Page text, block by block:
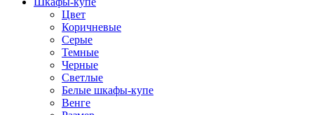
Цвет
Коричневые
Серые
Темные
Черные
Светлые
Белые шкафы-купе
Венге